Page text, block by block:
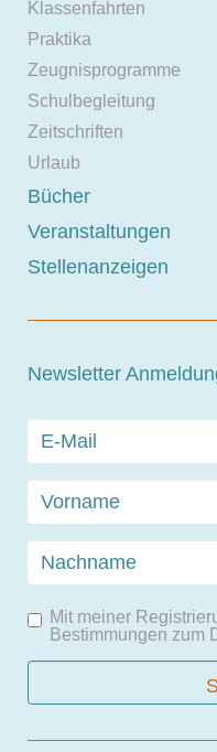
Klassenfahrten
Praktika
Zeugnisprogramme
Schulbegleitung
Zeitschriften
Urlaub
Bücher
Veranstaltungen
Stellenanzeigen
Newsletter
Mit meiner
Bestimmungen zum